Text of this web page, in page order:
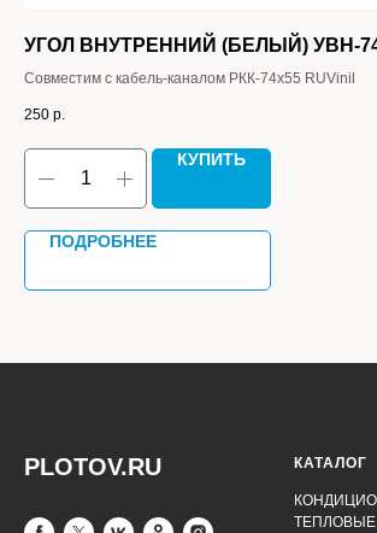
УГОЛ ВНУТРЕННИЙ (БЕЛЫЙ) УВН-
Совместим с кабель-каналом РКК-74х55 RUVinil
250 р.
КУПИТЬ
ПОДРОБНЕЕ
PLOTOV.RU КАТАЛОГ